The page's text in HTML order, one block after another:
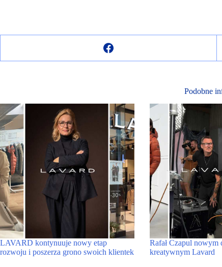
Podobne
LAVARD kontynuuje nowy etap
rozwoju i poszerza grono swoich klientek
Rafał Czapul nowym
kreatywnym Lavard